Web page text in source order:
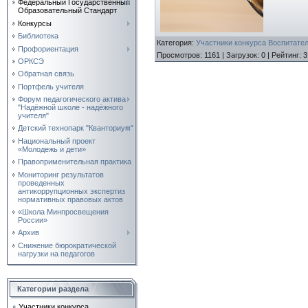
Федеральный Государственный
Образовательный Стандарт
Конкурсы
Библиотека
Профориентация
ОРКСЭ
Обратная связь
Портфель учителя
Форум педагогического актива
"Надёжной школе - надёжного
учителя"
Детский технопарк "Кванториум"
Национальный проект
«Молодежь и дети»
Правоприменительная практика
Мониторинг результатов
проведенных
антикоррупционных экспертиз
нормативных правовых актов
«Школа Минпросвещения
России»
Архив
Снижение бюрократической
нагрузки на педагогов
Категории раздела
Категория: Участники конкурса
Просмотров: 1161 | Загрузок: 0 | Рейтинг: